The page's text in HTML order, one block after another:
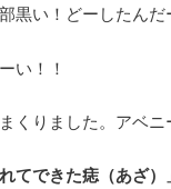
黒い！どーしたんだ
い！！
くりました。アベニ
てできた痣（あざ）